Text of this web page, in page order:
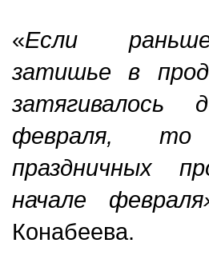
«Если
затишье в
февраля,
праздничных
начале
Конабеева.